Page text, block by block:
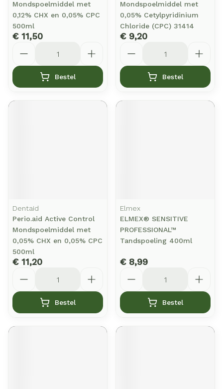
Mondspoelmiddel met
0,12% CHX en 0,05% CPC
500ml
€ 11,50
Bestel
Mondspoelmiddel met
0,05% Cetylpyridinium
Chloride (CPC) 31414
€ 9,20
Bestel
Dentaid
Perio.aid Active Control
Mondspoelmiddel met
0,05% CHX en 0,05% CPC
500ml
€ 11,20
Bestel
Elmex
ELMEX® SENSITIVE
PROFESSIONAL™
Tandspoeling 400ml
€ 8,99
Bestel